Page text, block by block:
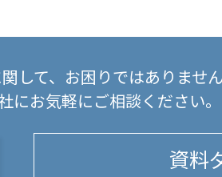
して、
お困りではありませ
にお気軽にご相談ください。
資料